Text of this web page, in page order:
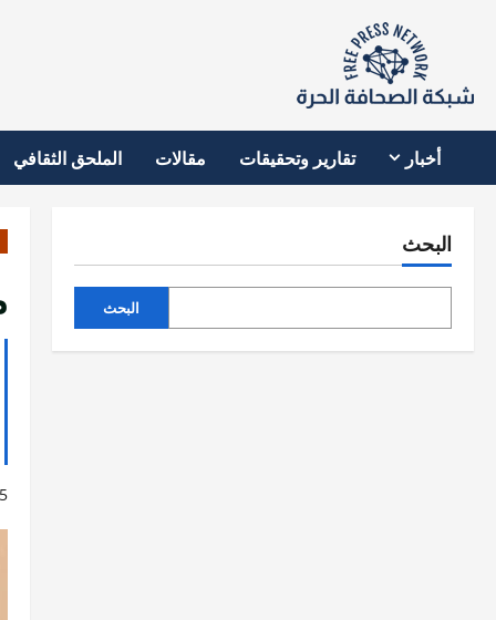
أخبار تقارير وتحقيقات مقالات الملحق الثقافي
البحث
البحث